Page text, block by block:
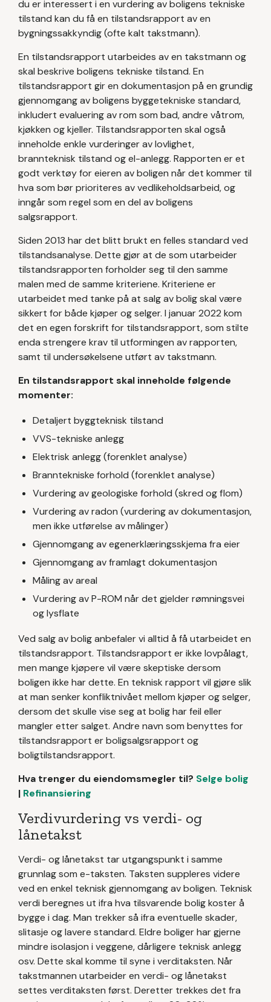
du er interessert i en vurdering av boligens tekniske
tilstand kan du få en tilstandsrapport av en
bygningssakkyndig (ofte kalt takstmann).
En tilstandsrapport utarbeides av en takstmann og
skal beskrive boligens tekniske tilstand. En
tilstandsrapport gir en dokumentasjon på en grundig
gjennomgang av boligens byggetekniske standard,
inkludert evaluering av rom som bad, andre våtrom,
kjøkken og kjeller. Tilstandsrapporten skal også
inneholde enkle vurderinger av lovlighet,
brannteknisk tilstand og el-anlegg. Rapporten er et
godt verktøy for eieren av boligen når det kommer til
hva som bør prioriteres av vedlikeholdsarbeid, og
inngår som regel som en del av boligens
salgsrapport.
Siden 2013 har det blitt brukt en felles standard ved
tilstandsanalyse. Dette gjør at de som utarbeider
tilstandsrapporten forholder seg til den samme
malen med de samme kriteriene. Kriteriene er
utarbeidet med tanke på at salg av bolig skal være
sikkert for både kjøper og selger. I januar 2022 kom
det en egen forskrift for tilstandsrapport, som stilte
enda strengere krav til utformingen av rapporten,
samt til undersøkelsene utført av takstmann.
En tilstandsrapport skal inneholde følgende
momenter:
Detaljert byggteknisk tilstand
VVS-tekniske anlegg
Elektrisk anlegg (forenklet analyse)
Branntekniske forhold (forenklet analyse)
Vurdering av geologiske forhold (skred og flom)
Vurdering av radon (vurdering av dokumentasjon,
men ikke utførelse av målinger)
Gjennomgang av egenerklæringsskjema fra eier
Gjennomgang av framlagt dokumentasjon
Måling av areal
Vurdering av P-ROM når det gjelder rømningsvei
og lysflate
Ved salg av bolig anbefaler vi alltid å få utarbeidet en
tilstandsrapport. Tilstandsrapport er ikke lovpålagt,
men mange kjøpere vil være skeptiske dersom
boligen ikke har dette. En teknisk rapport vil gjøre slik
at man senker konfliktnivået mellom kjøper og selger,
dersom det skulle vise seg at bolig har feil eller
mangler etter salget. Andre navn som benyttes for
tilstandsrapport er boligsalgsrapport og
boligtilstandsrapport.
Hva trenger du eiendomsmegler til? Selge bolig
| Refinansiering
Verdivurdering vs verdi- og
lånetakst
Verdi- og lånetakst tar utgangspunkt i samme
grunnlag som e-taksten. Taksten suppleres videre
ved en enkel teknisk gjennomgang av boligen. Teknisk
verdi beregnes ut ifra hva tilsvarende bolig koster å
bygge i dag. Man trekker så ifra eventuelle skader,
slitasje og lavere standard. Eldre boliger har gjerne
mindre isolasjon i veggene, dårligere teknisk anlegg
osv. Dette skal komme til syne i verditaksten. Når
takstmannen utarbeider en verdi- og lånetakst
settes verditaksten først. Deretter trekkes det fra